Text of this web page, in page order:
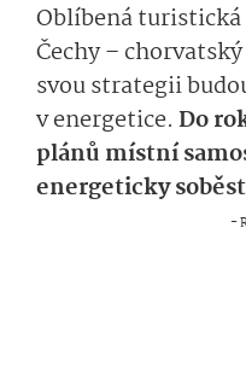
Oblíbená
Čechy –
svou strategii
v energetice. Do
plánů místní
energeticky